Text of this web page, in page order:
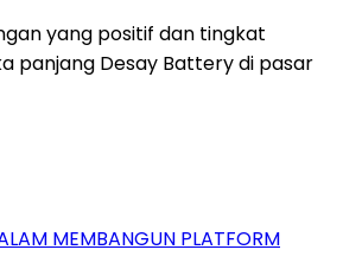
yang positif dan tingkat
panjang Desay Battery di pasar
MEMBANGUN PLATFORM